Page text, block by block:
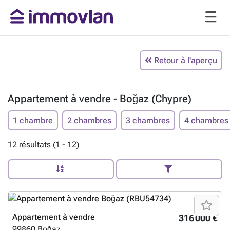
Retour à l'aperçu
Appartement à vendre - Boğaz (Chypre)
1 chambre 2 chambres 3 chambres 4 chambres
12 résultats (1 - 12)
316 000 €
Appartement à vendre